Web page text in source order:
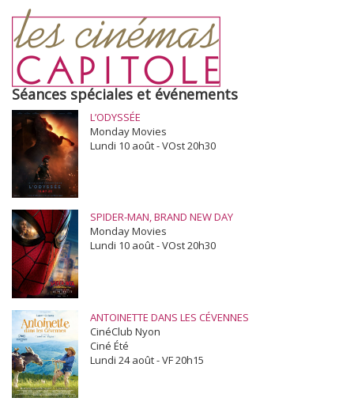
Séances spéciales et événements
L’ODYSSÉE
Monday Movies
Lundi 10 août - VOst 20h30
SPIDER-MAN, BRAND NEW DAY
Monday Movies
Lundi 10 août - VOst 20h30
ANTOINETTE DANS LES CÉVENNES
CinéClub Nyon
Ciné Été
Lundi 24 août - VF 20h15